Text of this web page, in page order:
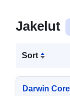
Jakelut
Sort
Darwin